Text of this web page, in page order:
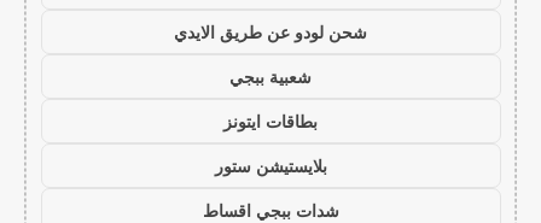
شحن لودو عن طريق الايدي
شعبية ببجي
بطاقات ايتونز
بلايستيشن ستور
شدات ببجي اقساط